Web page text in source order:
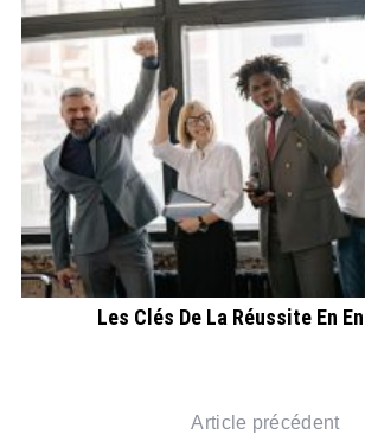
Les Clés De La Réussite En
Article précédent